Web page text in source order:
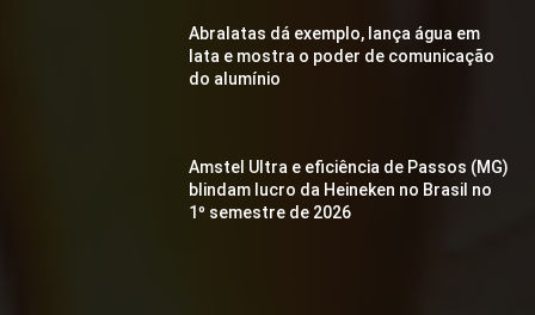
Abralatas dá exemplo, lança água em
lata e mostra o poder de comunicação
do alumínio
Amstel Ultra e eficiência de Passos (MG)
blindam lucro da Heineken no Brasil no
1º semestre de 2026